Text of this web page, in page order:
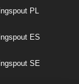
PL
ES
SE